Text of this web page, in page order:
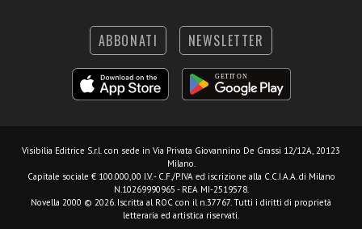
ABBONATI NEWSLETTER
Visibilia Editrice S.r.l. con sede in Via Privata Giovannino De Grassi 12/12A, 20123
Milano.
Capitale sociale € 100.000,00 I.V. - C.F./P.IVA ed iscrizione alla C.C.I.A.A. di Milano
N.10269990965 - REA MI-2519578.
Novella 2000 © 2026. Iscritta al ROC con il n.37767. Tutti i diritti di proprietà
letteraria ed artistica riservati.